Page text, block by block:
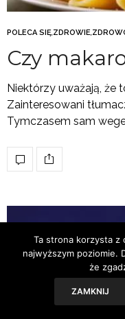
POLECA SIĘ,ZDROWIE,
Czy
Niektórzy uważają, że
Zainteresowani
Tymczasem sam
Ta strona korzysta z
najwyższym poziomie.
że
ZAMKNIJ